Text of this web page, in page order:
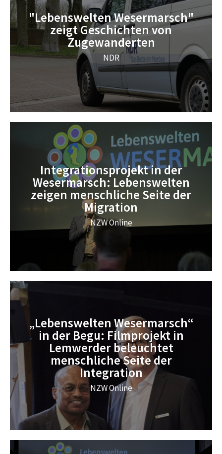
"Lebenswelten Wesermarsch"
zeigt Geschichten von
Zugewanderten
NDR
Integrationsprojekt in der
Wesermarsch: Lebenswelten
zeigen menschliche Seite der
Migration
NZW Online
„Lebenswelten Wesermarsch“
in der Begu: Filmprojekt in
Lemwerder beleuchtet
menschliche Seite der
Integration
NZW Online